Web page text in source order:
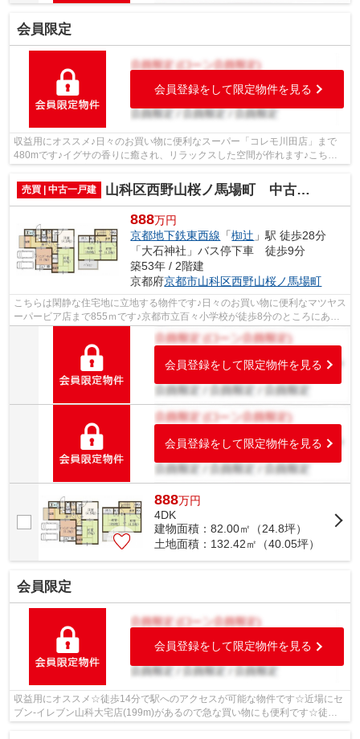
会員限定
会員登録をして限定物件を見る
収益用にオススメ♪日々のお買い物に便利なスーパー「コレモ川田店」まで
480mです♪イグサの香りに癒され、リラックスした空間が作れます♪こちら
売買 | 中古一戸建
山科区西野山桜ノ馬場町 中古戸建
888万円
京都地下鉄東西線 「椥辻 」駅 徒歩28分
「大石神社」バス停下車 徒歩9分
築53年 / 2階建
京都府京都市山科区西野山桜ノ馬場町
こちらは閑静な住宅地に立地する物件です♪日々のお買い物に便利なマツヤス
ーパービア店まで855ｍです♪京都市立百々小学校が徒歩8分のところにあ
り、お子様の通学も便利です♪駐車が2台...
会員登録をして限定物件を見る
会員登録をして限定物件を見る
888万円
4DK
建物面積：82.00㎡（24.8坪）
土地面積：132.42㎡（40.05坪）
会員限定
会員登録をして限定物件を見る
収益用にオススメ☆徒歩14分で駅へのアクセスが可能な物件です☆近場にセ
ブン-イレブン山科大宅店(199m)があるので急な買い物にも便利です☆徒歩7
分の場所に京都市立大宅小学校があります...